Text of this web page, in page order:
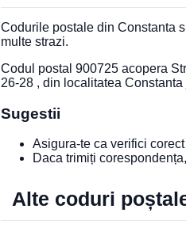
Codurile postale din Constanta
multe strazi.
Codul postal 900725 acopera
26-28 , din localitatea
Sugestii
Asigura-te ca verifici
Daca trimiți
Alte coduri